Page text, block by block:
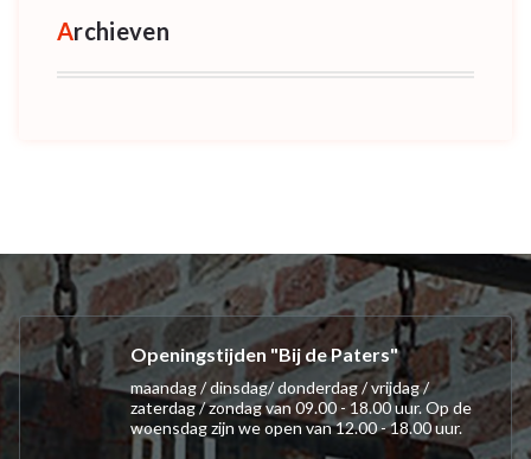
Archieven
Openingstijden "Bij de Paters"
maandag / dinsdag/ donderdag / vrijdag /
zaterdag / zondag van 09.00 - 18.00 uur. Op de
woensdag zijn we open van 12.00 - 18.00 uur.